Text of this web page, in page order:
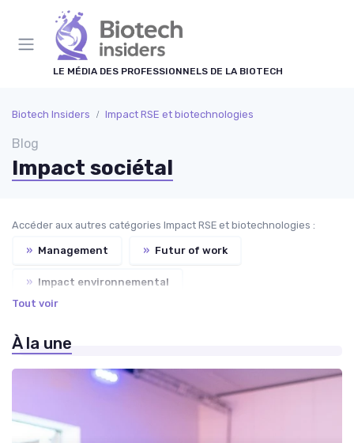
LE MÉDIA DES PROFESSIONNELS DE LA BIOTECH
Biotech Insiders Impact RSE et biotechnologies
Blog
Impact sociétal
Accéder aux autres catégories Impact RSE et biotechnologies :
» Management » Futur of work
» Impact environnemental
Tout voir
À la une
Panneau de gestion des cookies